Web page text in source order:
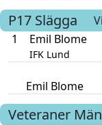
P17 Slägga
1
Emil Blome
IFK Lund
Emil Blome
Veteraner Män